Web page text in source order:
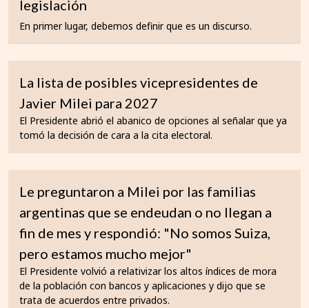
legislación
En primer lugar, debemos definir que es un discurso.
La lista de posibles vicepresidentes de
Javier Milei para 2027
El Presidente abrió el abanico de opciones al señalar que ya
tomó la decisión de cara a la cita electoral.
Le preguntaron a Milei por las familias
argentinas que se endeudan o no llegan a
fin de mes y respondió: "No somos Suiza,
pero estamos mucho mejor"
El Presidente volvió a relativizar los altos índices de mora
de la población con bancos y aplicaciones y dijo que se
trata de acuerdos entre privados.